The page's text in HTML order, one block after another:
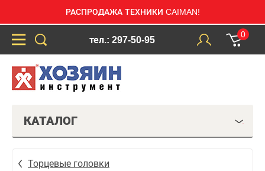
РАСПРОДАЖА ТЕХНИКИ CAIMAN!
тел.: 297-50-95
0
КАТАЛОГ
Торцевые головки